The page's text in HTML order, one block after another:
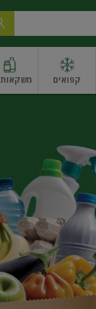
קפואים משקאות
פיצוחים, אגוזים